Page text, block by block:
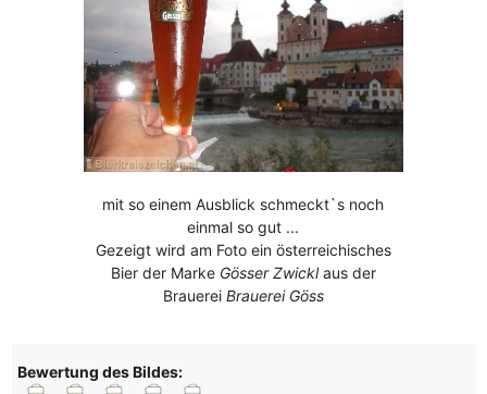
mit so einem Ausblick schmeckt`s noch
einmal so gut ...
Gezeigt wird am Foto ein österreichisches
Bier der Marke Gösser Zwicklaus der
Brauerei Brauerei Göss
Bewertung des Bildes: